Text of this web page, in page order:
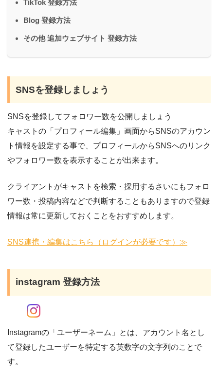
TikTok 登録方法
Blog 登録方法
その他 追加ウェブサイト 登録方法
SNSを登録しましょう
SNSを登録してフォロワー数を公開しましょう
キャストの「プロフィール編集」画面からSNSのアカウン
ト情報を設定する事で、プロフィールからSNSへのリンク
やフォロワー数を表示することが出来ます。
クライアントがキャストを検索・採用するさいにもフォロ
ワー数・投稿内容などで判断することもありますので登録
情報は常に更新しておくことをおすすめします。
SNS連携・編集はこちら（ログインが必要です）≫
instagram 登録方法
Instagramの「ユーザーネーム」とは、アカウント名とし
て登録したユーザーを特定する英数字の文字列のことで
す。